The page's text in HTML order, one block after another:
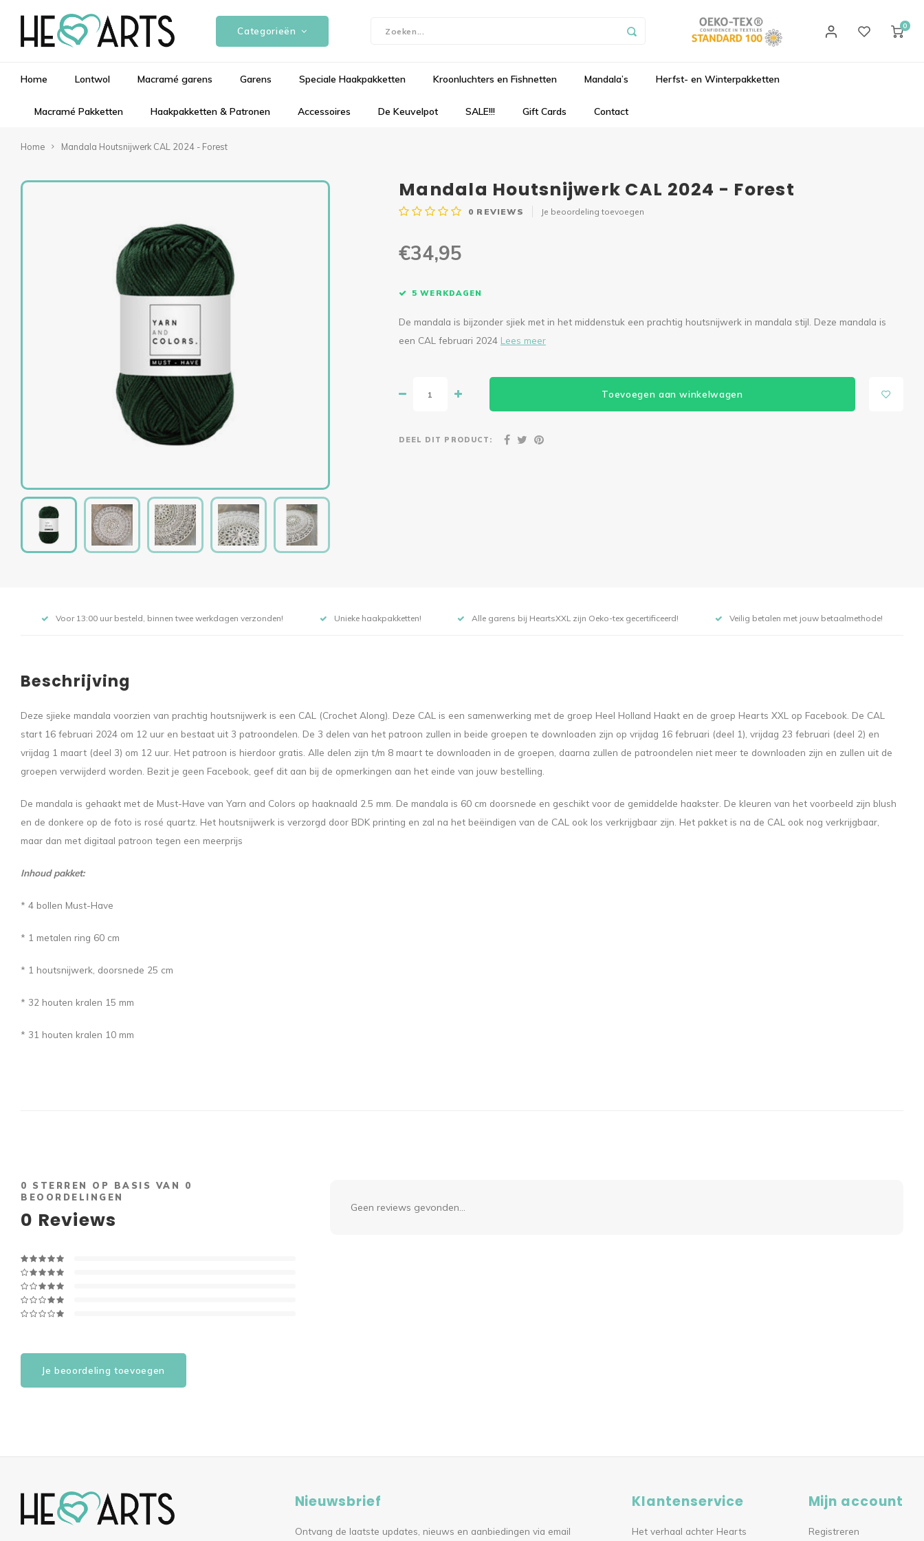
Categorieën 0
Home Lontwol Macramé garens Garens Speciale Haakpakketten Kroonluchters en Fishnetten Mandala’s Herfst- en Winterpakketten
Macramé Pakketten Haakpakketten & Patronen Accessoires De Keuvelpot SALE!!! Gift Cards Contact
Home Mandala Houtsnijwerk CAL 2024 - Forest
Mandala Houtsnijwerk CAL 2024 - Forest
0 REVIEWS Je beoordeling toevoegen
€34,95
5 WERKDAGEN
De mandala is bijzonder sjiek met in het middenstuk een prachtig houtsnijwerk in mandala stijl. Deze mandala is
een CAL februari 2024 Lees meer
Toevoegen aan winkelwagen
DEEL DIT PRODUCT:
Voor 13:00 uur besteld, binnen twee werkdagen verzonden! Unieke haakpakketten! Alle garens bij HeartsXXL zijn Oeko-tex gecertificeerd! Veilig betalen met jouw betaalmethode!
Beschrijving
Deze sjieke mandala voorzien van prachtig houtsnijwerk is een CAL (Crochet Along). Deze CAL is een samenwerking met de groep Heel Holland Haakt en de groep Hearts XXL op Facebook. De CAL
start 16 februari 2024 om 12 uur en bestaat uit 3 patroondelen. De 3 delen van het patroon zullen in beide groepen te downloaden zijn op vrijdag 16 februari (deel 1), vrijdag 23 februari (deel 2) en
vrijdag 1 maart (deel 3) om 12 uur. Het patroon is hierdoor gratis. Alle delen zijn t/m 8 maart te downloaden in de groepen, daarna zullen de patroondelen niet meer te downloaden zijn en zullen uit de
groepen verwijderd worden. Bezit je geen Facebook, geef dit aan bij de opmerkingen aan het einde van jouw bestelling.
De mandala is gehaakt met de Must-Have van Yarn and Colors op haaknaald 2.5 mm. De mandala is 60 cm doorsnede en geschikt voor de gemiddelde haakster. De kleuren van het voorbeeld zijn blush
en de donkere op de foto is rosé quartz. Het houtsnijwerk is verzorgd door BDK printing en zal na het beëindigen van de CAL ook los verkrijgbaar zijn. Het pakket is na de CAL ook nog verkrijgbaar,
maar dan met digitaal patroon tegen een meerprijs
Inhoud pakket:
* 4 bollen Must-Have
* 1 metalen ring 60 cm
* 1 houtsnijwerk, doorsnede 25 cm
* 32 houten kralen 15 mm
* 31 houten kralen 10 mm
0 STERREN OP BASIS VAN 0
BEOORDELINGEN
0 Reviews
Je beoordeling toevoegen
Geen reviews gevonden...
Nieuwsbrief
Ontvang de laatste updates, nieuws en aanbiedingen via email
Klantenservice
Het verhaal achter Hearts
Mijn account
Registreren